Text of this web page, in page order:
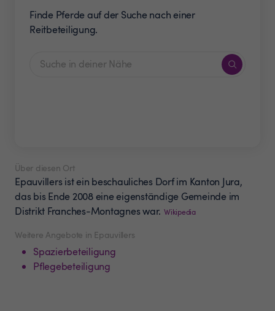
Finde Pferde auf der Suche nach einer
Reitbeteiligung.
Weitere Angebote in Epauvillers
Spazierbeteiligung
Pflegebeteiligung
Über diesen Ort
Epauvillers ist ein beschauliches Dorf im Kanton Jura,
das bis Ende 2008 eine eigenständige Gemeinde im
Distrikt Franches-Montagnes war. Wikipedia